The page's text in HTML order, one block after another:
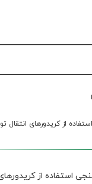
از کریدورهای انتقال